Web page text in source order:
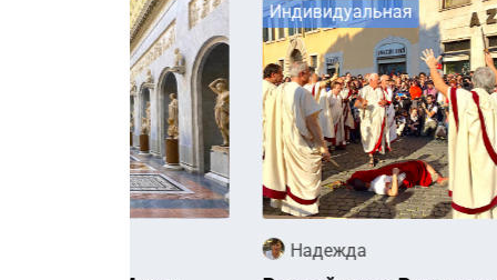
Индивидуальная